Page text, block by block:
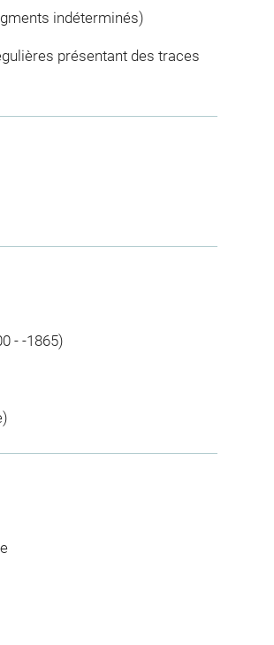
indéterminés)
présentant des traces
- -1865)